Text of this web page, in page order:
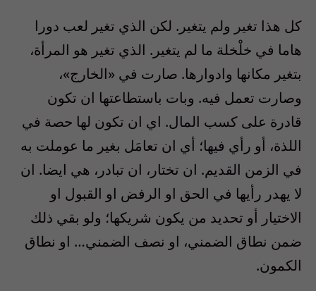
كل هذا تغير ولم يتغير. لكن الذي تغير لعب دورا
هاما في خلْخلة ما لم يتغير. الذي تغير هو المرأة،
بتغير مكانها وادوارها. صارت في «الخارج»،
وصارت تعمل فيه. وبات باستطاعتها ان تكون
قادرة على كسب المال. اي ان تكون لها حصة في
اللذة، أو رأي فيها؛ أي ان تعامَل بغير ما عوملت به
في الزمن القديم. ان تختار، ان تبادر، هي ايضا. ان
لا يهدر رأيها في الحق او الرفض او القبول او
الاختيار أو تحديد من يكون شريكها؛ ولو بقي ذلك
ضمن نطاق الضمني، او نصف الضمني… او نطاق
الكمون.